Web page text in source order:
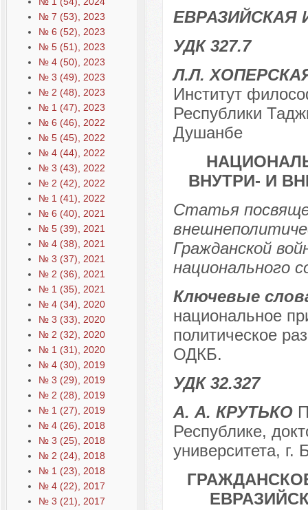
№ 7 (53), 2023
№ 6 (52), 2023
№ 5 (51), 2023
№ 4 (50), 2023
№ 3 (49), 2023
№ 2 (48), 2023
№ 1 (47), 2023
№ 6 (46), 2022
№ 5 (45), 2022
№ 4 (44), 2022
№ 3 (43), 2022
№ 2 (42), 2022
№ 1 (41), 2022
№ 6 (40), 2021
№ 5 (39), 2021
№ 4 (38), 2021
№ 3 (37), 2021
№ 2 (36), 2021
№ 1 (35), 2021
№ 4 (34), 2020
№ 3 (33), 2020
№ 2 (32), 2020
№ 1 (31), 2020
№ 4 (30), 2019
№ 3 (29), 2019
№ 2 (28), 2019
№ 1 (27), 2019
№ 4 (26), 2018
№ 3 (25), 2018
№ 2 (24), 2018
№ 1 (23), 2018
№ 4 (22), 2017
№ 3 (21), 2017
ЕВРАЗИЙСКАЯ
УДК 327.7
Л.Л.
Институт
Республики
Душанбе
ВНУТРИ- И
Статья
Гражданской
национального
Ключевые
национальное
политическое
ОДКБ.
УДК 32.327
А. А. КРУТЬКО
Республике,
университета, г.